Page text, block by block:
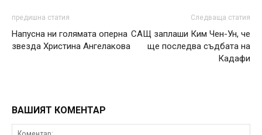
предишна статия
Напусна ни голямата оперна
звезда Христина Ангелакова
Следваща статия
САЩ заплаши Ким Чен-Ун, че
ще последва съдбата на
Кадафи
ВАШИЯТ КОМЕНТАР